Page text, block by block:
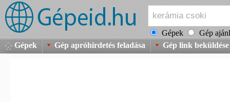
Gépek
Gép
Gépek
Gép apróhirdetés feladása Gép link beküldése